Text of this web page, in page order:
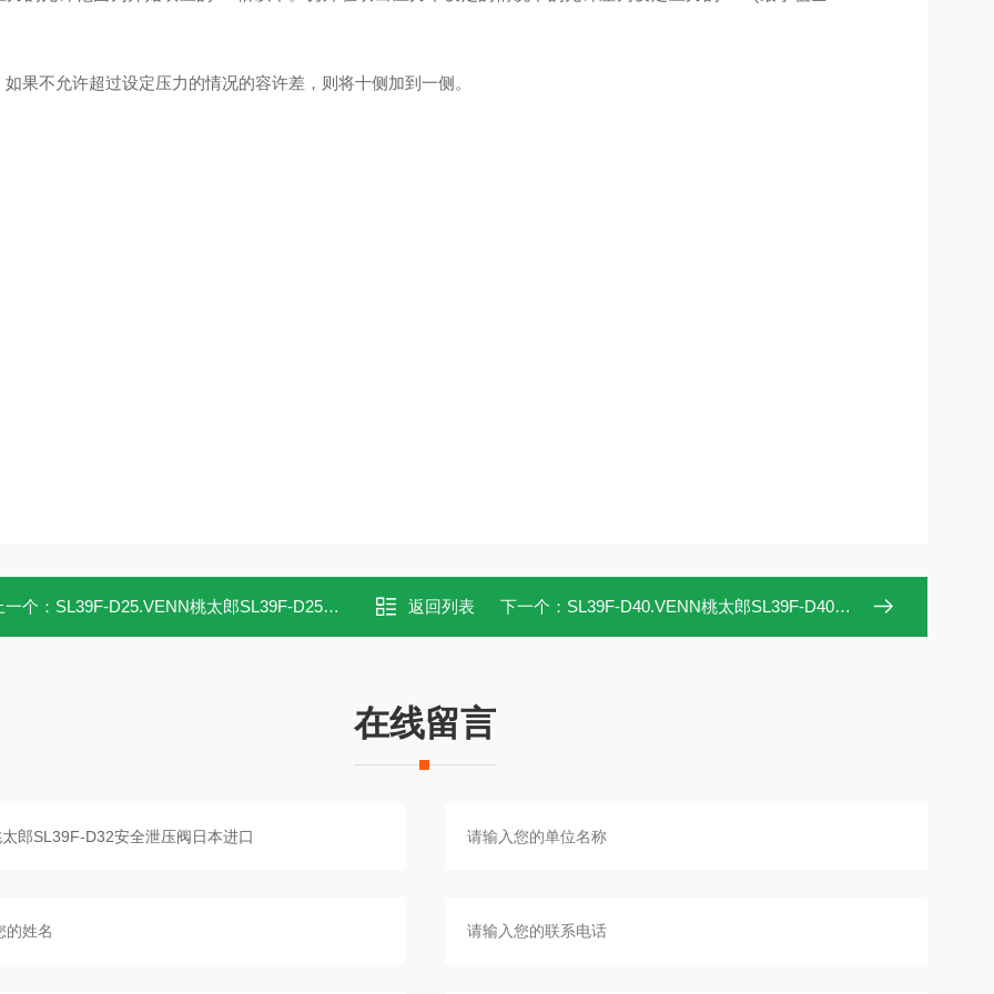
如果不允许超过设定压力的情况的容许差，则将十侧加到一侧。
一个： SL39F-D25.VENN桃太郎SL39F-D25安全泄压阀现货供应 返回列表 下一个： SL39F-D40.VENN桃太郎SL39F-D40安全泄压阀日本进口
在线留言